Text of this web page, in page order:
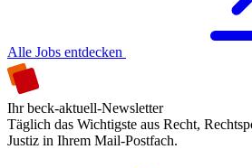
Alle Jobs entdecken
Ihr beck-aktuell-Newsletter
Täglich das Wichtigste aus Recht,
Justiz in Ihrem Mail-Postfach.